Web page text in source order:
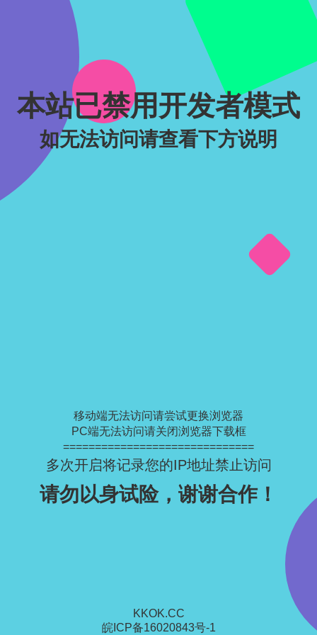
本站已禁用开发者模式
如无法访问请查看下方说明
移动端无法访问请尝试更换浏览器
PC端无法访问请关闭浏览器下载框
==============================
多次开启将记录您的IP地址禁止访问
请勿以身试险，谢谢合作！
KKOK.CC
皖ICP备16020843号-1